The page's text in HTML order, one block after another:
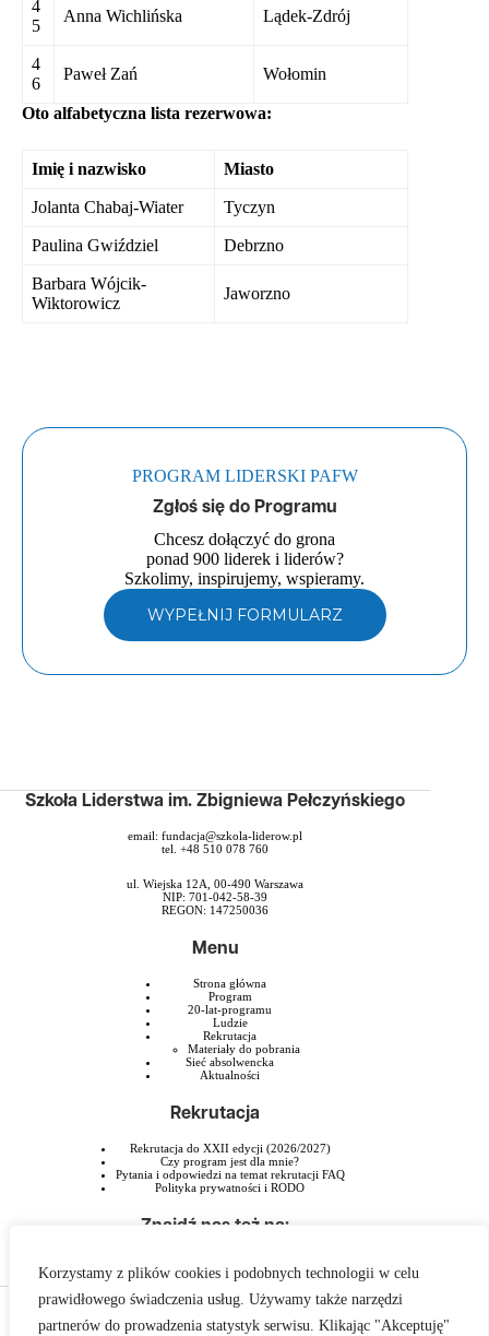
Korzystamy z plików cookies i podobnych technologii w celu
prawidłowego świadczenia usług. Używamy także narzędzi
partnerów do prowadzenia statystyk serwisu. Klikając "Akceptuję"
4
5
Anna Wichlińska Lądek-Zdrój
4
6
Paweł Zań Wołomin
Oto alfabetyczna lista rezerwowa:
Imię i nazwisko Miasto
Jolanta Chabaj-Wiater Tyczyn
Paulina Gwiździel Debrzno
Barbara Wójcik-
Wiktorowicz
Jaworzno
PROGRAM LIDERSKI PAFW
Zgłoś się do Programu
Chcesz dołączyć do grona
ponad 900 liderek i liderów?
Szkolimy, inspirujemy, wspieramy.
WYPEŁNIJ FORMULARZ
Szkoła Liderstwa im. Zbigniewa Pełczyńskiego
email:fundacja@szkola-liderow.pl
tel. +48 510 078 760
ul. Wiejska 12A, 00-490 Warszawa
NIP: 701-042-58-39
REGON: 147250036
Menu
Strona główna
Program
20-lat-programu
Ludzie
Rekrutacja
Materiały do pobrania
Sieć absolwencka
Aktualności
Rekrutacja
Rekrutacja do XXII edycji (2026/2027)
Czy program jest dla mnie?
Pytania i odpowiedzi na temat rekrutacji FAQ
Polityka prywatności i RODO
Znajdź nas też na:
Wolności realizowanym przez Szkołę Liderstwa im. Zbigniewa Pełczyńskiego.